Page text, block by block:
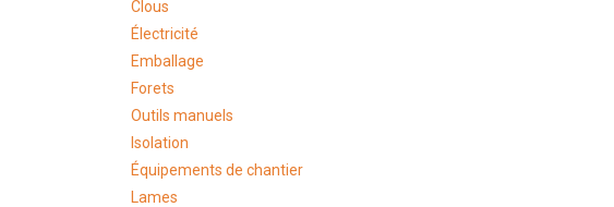
Clous
Électricité
Emballage
Forets
Outils manuels
Isolation
Équipements de chantier
Lames